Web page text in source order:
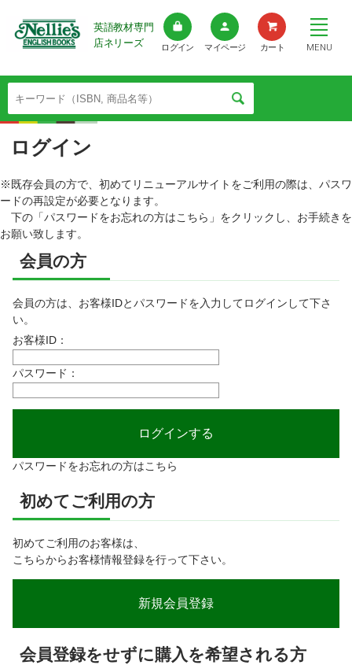
英語教材専門
店ネリーズ
ログイン マイページ カート MENU
ログイン
※既存会員の方で、初めてリニューアルサイトをご利用の際は、パスワ
ードの再設定が必要となります。
下の「パスワードをお忘れの方はこちら」をクリックし、お手続きを
お願い致します。
会員の方
会員の方は、お客様IDとパスワードを入力してログインして下さ
い。
お客様ID：
パスワード：
パスワードをお忘れの方はこちら
初めてご利用の方
初めてご利用のお客様は、
こちらからお客様情報登録を行って下さい。
会員登録をせずに購入を希望される方